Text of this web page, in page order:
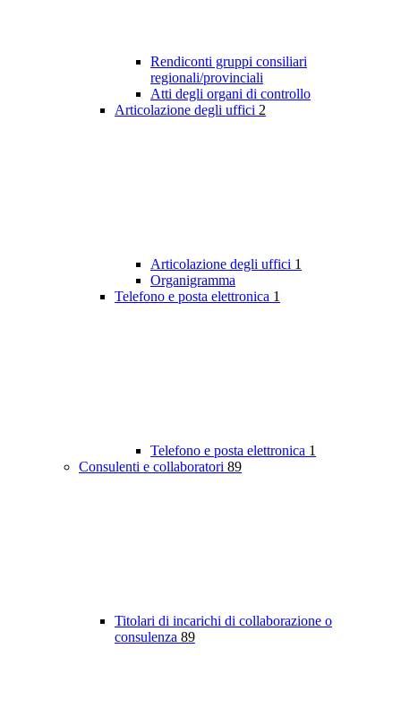
Rendiconti gruppi consiliari
regionali/provinciali
Atti degli organi di controllo
Articolazione degli uffici 2
Articolazione degli uffici 1
Organigramma
Telefono e posta elettronica 1
Telefono e posta elettronica 1
Consulenti e collaboratori 89
Titolari di incarichi di collaborazione o
consulenza 89